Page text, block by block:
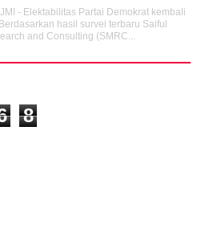
- Elektabilitas Partai Demokrat kembali
hasil survei terbaru Saiful
and Consulting (SMRC...
8